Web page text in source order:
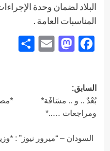
البلاد لضمان وحدة
المناسبات العامة .
Facebook
Email
تصفّح
المقالات
السابق:
بُعْدٌ .. و .. مسَافَة*
ومراجعات …..*
السودان – “ميرور نيوز” :